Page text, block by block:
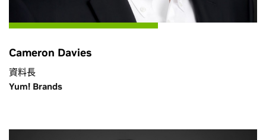
Cameron Davies
資料長
Yum! Brands